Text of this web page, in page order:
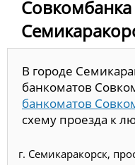
В городе
банкоматов
банкоматов
схему проезда к
г. Семикаракорск,